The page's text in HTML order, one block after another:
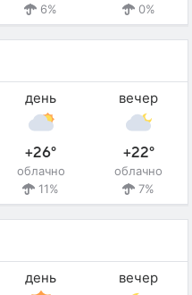
6%
0%
день
+26°
облачно
11%
вечер
+22°
облачно
7%
день вечер